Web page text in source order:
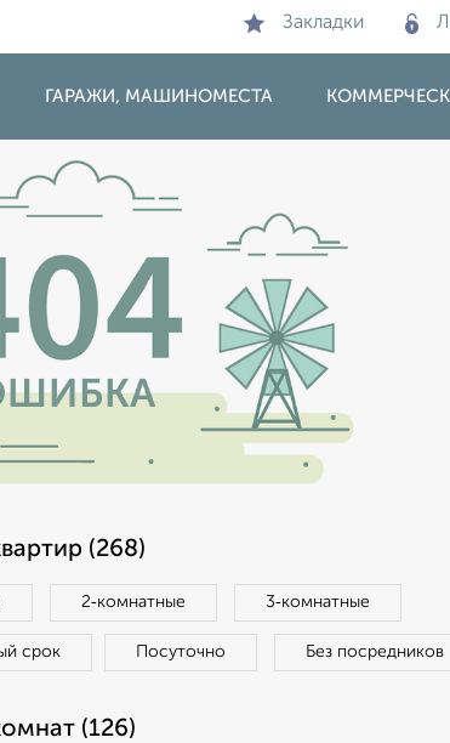
Закладки
ГАРАЖИ, МАШИНОМЕСТА
(268)
2‑комнатные 3‑комнатные
срок Посуточно Без посредников
(126)